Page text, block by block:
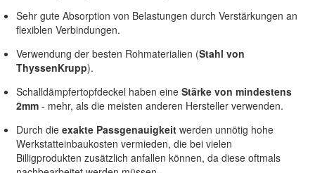
Sehr gute Absorption von Belastungen durch Verstärkungen an
flexiblen Verbindungen.
Verwendung der besten Rohmaterialien (Stahl von
ThyssenKrupp).
Schalldämpfertopfdeckel haben eine Stärke von mindestens
2mm- mehr, als die meisten anderen Hersteller verwenden.
Durch dieexakte Passgenauigkeitwerden unnötig hohe
Werkstatteinbaukosten vermieden, die bei vielen
Billigprodukten zusätzlich anfallen können, da diese oftmals